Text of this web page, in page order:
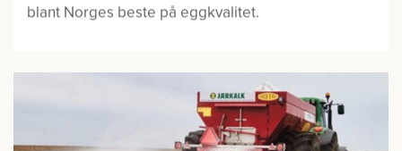
blant Norges beste på eggkvalitet.